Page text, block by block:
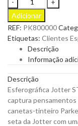
Jotter
ST
Originals
para
Personalizar
quantity
Adicionar
REF: PK800000
Etiquetas: Clientes
Descrição
Informação
Descrição
Esferográfica Jotter
captura pensamentos
canetas-tinteiro
seta da Jotter com